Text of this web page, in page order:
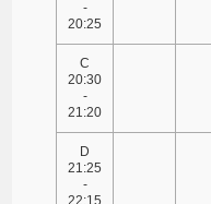
-
20:25
C
20:30
-
21:20
D
21:25
-
22:15